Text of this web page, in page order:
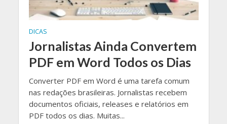
DICAS
Jornalistas Ainda Convertem
PDF em Word Todos os Dias
Converter PDF em Word é uma tarefa comum
nas redações brasileiras. Jornalistas recebem
documentos oficiais, releases e relatórios em
PDF todos os dias. Muitas...